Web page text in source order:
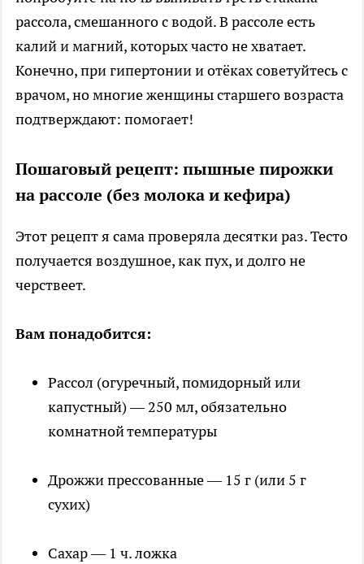
рассола, смешанного с водой. В рассоле есть
калий и магний, которых часто не хватает.
Конечно, при гипертонии и отёках советуйтесь с
врачом, но многие женщины старшего возраста
подтверждают: помогает!
Пошаговый рецепт: пышные пирожки
на рассоле (без молока и кефира)
Этот рецепт я сама проверяла десятки раз. Тесто
получается воздушное, как пух, и долго не
черствеет.
Вам понадобится:
Рассол (огуречный, помидорный или
капустный) — 250 мл, обязательно
комнатной температуры
Дрожжи прессованные — 15 г (или 5 г
сухих)
Сахар — 1 ч. ложка